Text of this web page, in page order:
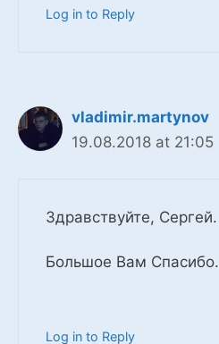
Log in to Reply
vladimir.martynov
19.08.2018 at 21:05
Здравствуйте, Сергей.
Большое Вам Спасибо.
Log in to Reply